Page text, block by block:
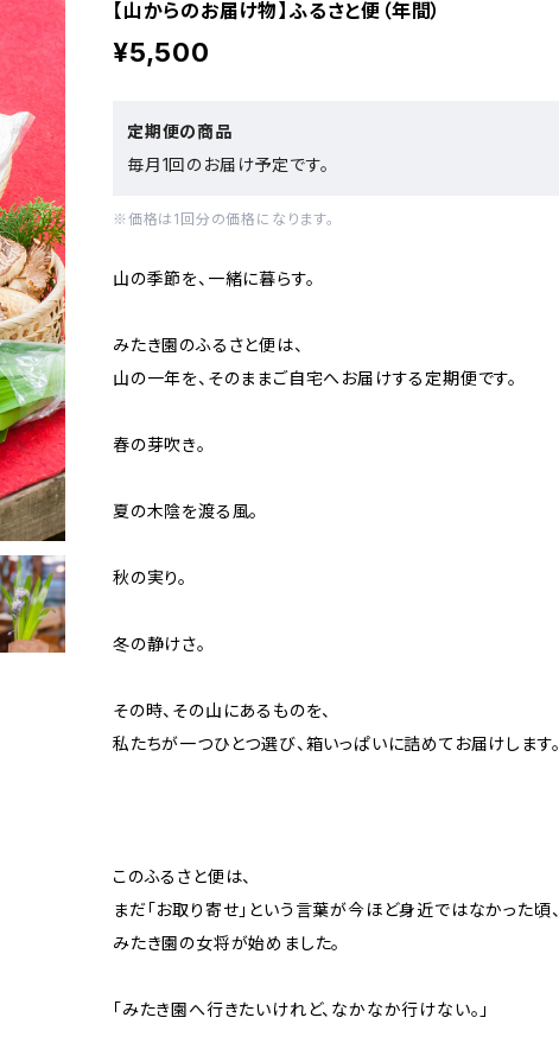
【山からのお届け物】ふるさと便（年間）
¥5,500
定期便の商品
毎月1回のお届け予定です。
※価格は1回分の価格になります。
山の季節を、一緒に暮らす。
みたき園のふるさと便は、
山の一年を、そのままご自宅へお届けする定期便です。
春の芽吹き。
夏の木陰を渡る風。
秋の実り。
冬の静けさ。
その時、その山にあるものを、
私たちが一つひとつ選び、箱いっぱいに詰めてお届けします。
このふるさと便は、
まだ「お取り寄せ」という言葉が今ほど身近ではなかった頃、
みたき園の女将が始めました。
「みたき園へ行きたいけれど、なかなか行けない。」